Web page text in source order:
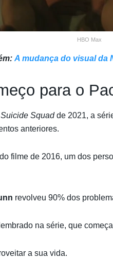
HBO Max
A mudança do visual da
para o
Suicide Squadde 2021, a
anteriores.
filme de 2016, um dos
revolveu 90% dos
na série, que
a sua vida.